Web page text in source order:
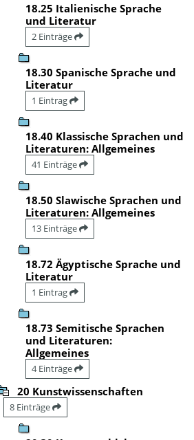
18.25 Italienische Sprache
und Literatur
2 Einträge
18.30 Spanische Sprache und
Literatur
1 Eintrag
18.40 Klassische Sprachen und
Literaturen: Allgemeines
41 Einträge
18.50 Slawische Sprachen und
Literaturen: Allgemeines
13 Einträge
18.72 Ägyptische Sprache und
Literatur
1 Eintrag
18.73 Semitische Sprachen
und Literaturen:
Allgemeines
4 Einträge
20 Kunstwissenschaften
8 Einträge